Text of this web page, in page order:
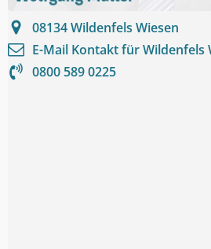
08134Wildenfels Wiesen
E-Mail Kontakt fürWildenfels
0800 589 0225